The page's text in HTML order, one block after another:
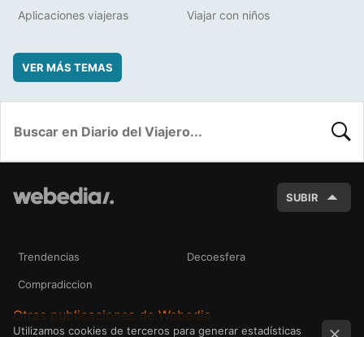
Aplicaciones viajeras Viajar con niños
VER MÁS TEMAS
SUBIR
Trendencias Decoesfera
Compradiccion
Otras publicaciones de Webedia
Utilizamos cookies de terceros para generar estadísticas